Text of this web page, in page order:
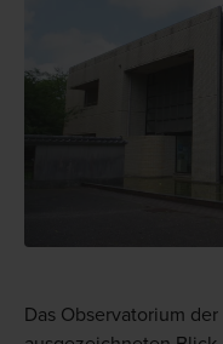
Das Observatorium